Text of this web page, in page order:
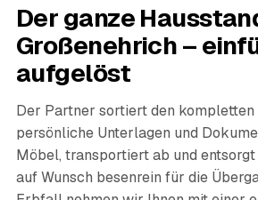
Der ganze
Großenehrich –
aufgelöst
Der Partner sortiert den kompletten
persönliche Unterlagen und
Möbel, transportiert ab und
auf Wunsch besenrein für die